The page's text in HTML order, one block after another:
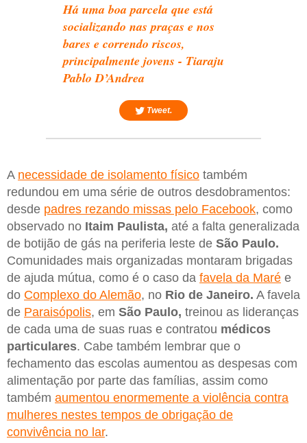
Há uma boa parcela que está
socializando nas praças e nos
bares e correndo riscos,
principalmente jovens - Tiaraju
Pablo D’Andrea
Tweet.
A necessidade de isolamento físico também
redundou em uma série de outros desdobramentos:
desde padres rezando missas pelo Facebook, como
observado no Itaim Paulista, até a falta generalizada
de botijão de gás na periferia leste de São Paulo.
Comunidades mais organizadas montaram brigadas
de ajuda mútua, como é o caso da favela da Maré e
do Complexo do Alemão, no Rio de Janeiro. A favela
de Paraisópolis, em São Paulo, treinou as lideranças
de cada uma de suas ruas e contratou médicos
particulares. Cabe também lembrar que o
fechamento das escolas aumentou as despesas com
alimentação por parte das famílias, assim como
também aumentou enormemente a violência contra
mulheres nestes tempos de obrigação de
convivência no lar.